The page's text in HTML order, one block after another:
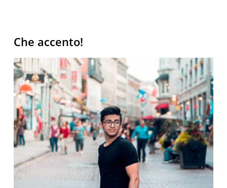
Che accento!